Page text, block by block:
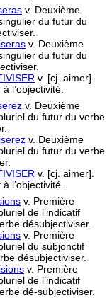
v. Deuxième
du futur du
v. Deuxième
du futur du
v. [cj. aimer].
l’objectivité.
v. Deuxième
du futur du verbe
v. Deuxième
du futur du verbe
v. [cj. aimer].
l’objectivité.
v. Première
de l’indicatif
désubjectiviser.
v. Première
du subjonctif
désubjectiviser.
v. Première
de l’indicatif
dé-subjectiviser.